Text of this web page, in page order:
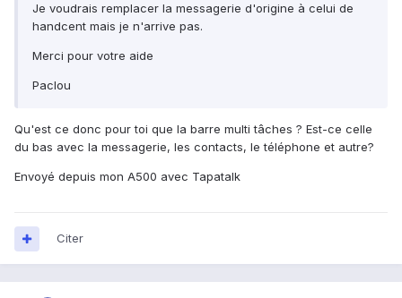
Je voudrais remplacer la messagerie d'origine à celui de
handcent mais je n'arrive pas.
Merci pour votre aide
Paclou
Qu'est ce donc pour toi que la barre multi tâches ? Est-ce celle
du bas avec la messagerie, les contacts, le téléphone et autre?
Envoyé depuis mon A500 avec Tapatalk
Citer